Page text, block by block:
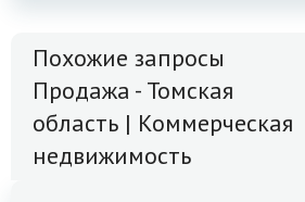
Похожие запросы
Продажа - Томская
область | Коммерческая
недвижимость